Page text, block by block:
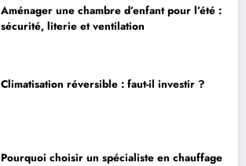
Aménager une chambre d’enfant pour l’été :
sécurité, literie et ventilation
Climatisation réversible : faut-il investir ?
Pourquoi choisir un spécialiste en chauffage